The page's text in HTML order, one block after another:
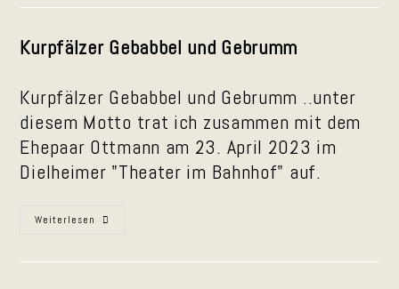
In
Kurpfälzer Gebabbel und Gebrumm
Kurpfälzer Gebabbel und Gebrumm ..unter
diesem Motto trat ich zusammen mit dem
Ehepaar Ottmann am 23. April 2023 im
Dielheimer "Theater im Bahnhof" auf.
Weiterlesen Kurpfälzer
Gebrumm